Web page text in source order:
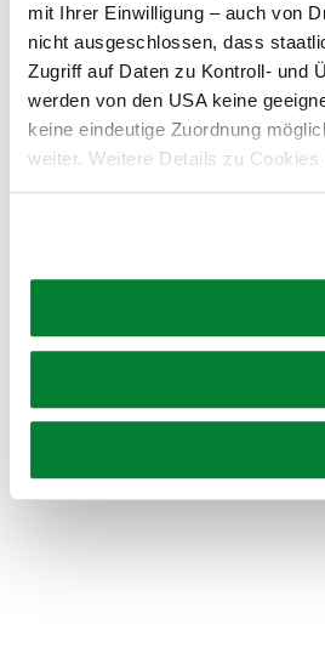
mit Ihrer Einwilligung – auch von
nicht ausgeschlossen, dass
Zugriff auf Daten zu Kontroll- und
werden von den USA keine
keine eindeutige Zuordnung
weiter. Weitere Details zu